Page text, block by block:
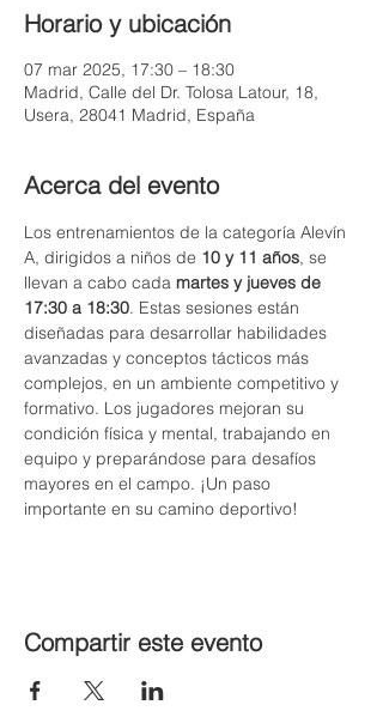
Horario y ubicación
07 mar 2025, 17:30 – 18:30
Madrid, Calle del Dr. Tolosa Latour, 18,
Usera, 28041 Madrid, España
Acerca del evento
Los entrenamientos de la categoría Alevín
A, dirigidos a niños de 10 y 11 años, se
llevan a cabo cada martes y jueves de
17:30 a 18:30. Estas sesiones están
diseñadas para desarrollar habilidades
avanzadas y conceptos tácticos más
complejos, en un ambiente competitivo y
formativo. Los jugadores mejoran su
condición física y mental, trabajando en
equipo y preparándose para desafíos
mayores en el campo. ¡Un paso
importante en su camino deportivo!
Compartir este evento